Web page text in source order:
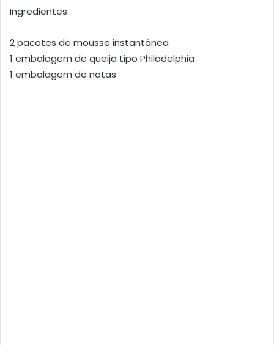
Ingredientes:
2 pacotes de mousse instantânea
1 embalagem de queijo tipo Philadelphia
1 embalagem de natas